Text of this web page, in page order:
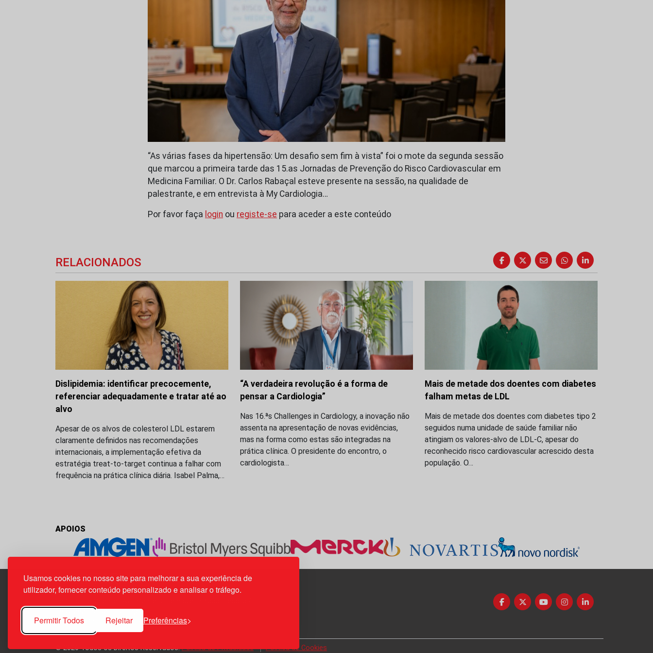
Usamos cookies no nosso site para melhorar a sua experiência de
utilizador, fornecer conteúdo personalizado e analisar o tráfego.
Permitir Todos Rejeitar Preferências
“As várias fases da hipertensão: Um desafio sem fim à vista” foi o mote da segunda sessão
que marcou a primeira tarde das 15.as Jornadas de Prevenção do Risco Cardiovascular em
Medicina Familiar. O Dr. Carlos Rabaçal esteve presente na sessão, na qualidade de
palestrante, e em entrevista à My Cardiologia…
Por favor faça login ou registe-se para aceder a este conteúdo
RELACIONADOS
Dislipidemia: identificar precocemente,
referenciar adequadamente e tratar até ao
alvo
Apesar de os alvos de colesterol LDL estarem
claramente definidos nas recomendações
internacionais, a implementação efetiva da
estratégia treat-to-target continua a falhar com
frequência na prática clínica diária. Isabel Palma,…
“A verdadeira revolução é a forma de
pensar a Cardiologia”
Nas 16.ªs Challenges in Cardiology, a inovação não
assenta na apresentação de novas evidências,
mas na forma como estas são integradas na
prática clínica. O presidente do encontro, o
cardiologista…
Mais de metade dos doentes com diabetes
falham metas de LDL
Mais de metade dos doentes com diabetes tipo 2
seguidos numa unidade de saúde familiar não
atingiam os valores-alvo de LDL-C, apesar do
reconhecido risco cardiovascular acrescido desta
população. O…
APOIOS
1800-282 Lisboa | Portugal
21 850 40 65
© 2026 Todos os Direitos Reservados.Política de Privacidade Política de Cookies